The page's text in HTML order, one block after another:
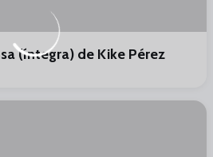
(íntegra) de Kike Pérez